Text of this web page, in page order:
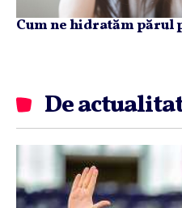
Cum ne hidratăm părul
De